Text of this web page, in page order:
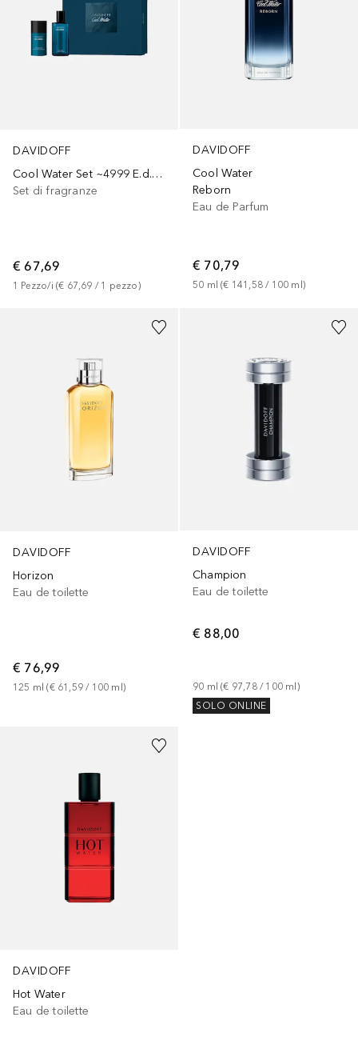
DAVIDOFF
Cool Water Set ~4999 E.d.T. Nat. Spray 75 ml + Deodorant Stick 75 ml
Set di fragranze
€ 67,69
1 Pezzo/i (€ 67,69 / 1 pezzo)
DAVIDOFF
Cool Water
Reborn
Eau de Parfum
€ 70,79
50 ml (€ 141,58 / 100 ml )
DAVIDOFF
Horizon
Eau de toilette
€ 76,99
125 ml (€ 61,59 / 100 ml )
DAVIDOFF
Champion
Eau de toilette
€ 88,00
90 ml (€ 97,78 / 100 ml )
SOLO ONLINE
DAVIDOFF
Hot Water
Eau de toilette